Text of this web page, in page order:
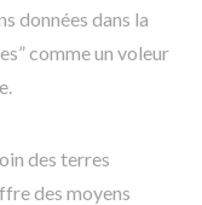
données dans la
comme un voleur
des terres
des moyens